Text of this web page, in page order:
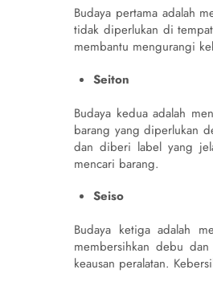
Budaya pertama adalah
tidak diperlukan di
membantu mengurangi
Seiton
Budaya kedua adalah
barang yang diperlukan
dan diberi label yang
mencari barang.
Seiso
Budaya ketiga adalah
membersihkan debu
keausan peralatan.